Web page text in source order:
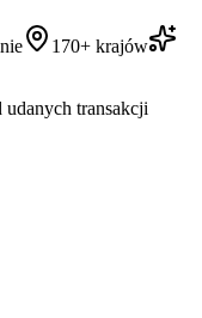
170+ krajów
udanych transakcji